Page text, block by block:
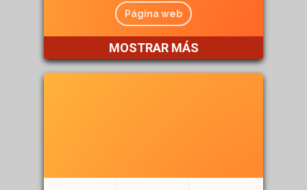
Página web
MOSTRAR MÁS